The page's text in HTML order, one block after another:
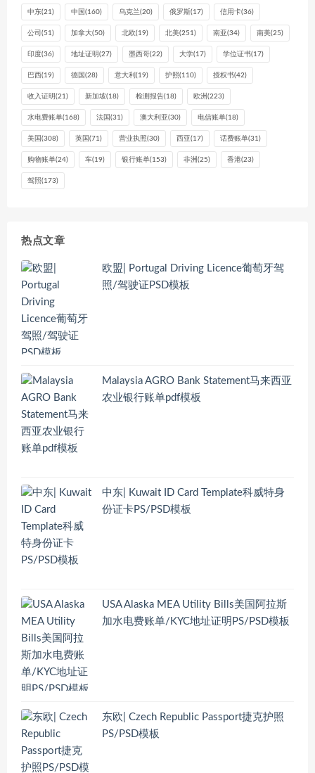
中东(21) 中国 (160) 乌克兰(20) 俄罗斯(17) 信用卡(36)
公司 (51) 加拿大(50) 北欧(19) 北美(251) 南亚(34) 南美(25)
印度(36) 地址证明 (27) 墨西哥(22) 大学(17) 学位证书(17)
巴西(19) 德国 (28) 意大利 (19) 护照(110) 授权书(42)
收入证明 (21) 新加坡(18) 检测报告(18) 欧洲 (223)
水电费账单(168) 法国 (31) 澳大利亚(30) 电信账单(18)
美国 (308) 英国 (71) 营业执照(30) 西亚(17) 话费账单(31)
购物账单(24) 车(19) 银行账单(153) 非洲 (25) 香港(23)
驾照(173)
热点文章
欧盟| Portugal Driving Licence葡萄牙驾
照/驾驶证PSD模板
Malaysia AGRO Bank Statement马来西亚
农业银行账单pdf模板
中东| Kuwait ID Card Template科威特身
份证卡PS/PSD模板
USA Alaska MEA Utility Bills美国阿拉斯
加水电费账单/KYC地址证明PS/PSD模板
东欧| Czech Republic Passport捷克护照
PS/PSD模板